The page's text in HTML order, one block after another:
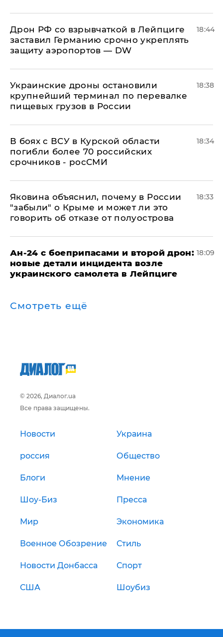
​Дрон РФ со взрывчаткой в Лейпциге
заставил Германию срочно укреплять
защиту аэропортов — DW
18:44
Украинские дроны остановили
крупнейший терминал по перевалке
пищевых грузов в России
18:38
В боях с ВСУ в Курской области
погибли более 70 российских
срочников - росСМИ
18:34
Яковина объяснил, почему в России
"забыли" о Крыме и может ли это
говорить об отказе от полуострова
18:33
Ан-24 с боеприпасами и второй дрон:
новые детали инцидента возле
украинского самолета в Лейпциге
18:09
Смотреть ещё
© 2026, Диалог.ua
Все права защищены.
Новости Украина
россия Общество
Блоги Мнение
Шоу-Биз Пресса
Мир Экономика
Военное Обозрение Стиль
Новости Донбасса Спорт
США Шоубиз